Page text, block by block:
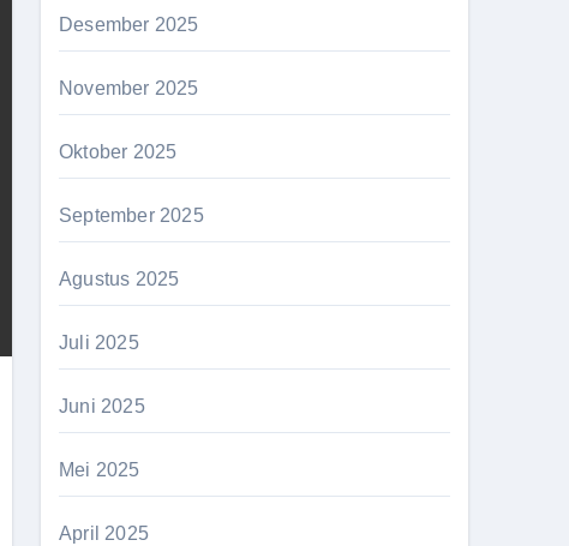
Desember 2025
November 2025
Oktober 2025
September 2025
Agustus 2025
Juli 2025
Juni 2025
Mei 2025
April 2025